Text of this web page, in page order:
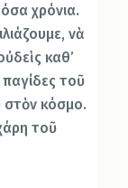
χρόνια.
νὰ
καθ’
παγίδες τοῦ
στὸν κόσμο.
τοῦ